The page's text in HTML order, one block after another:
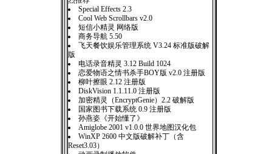
Special Effects 2.3
Cool Web Scrollbars v2.0
短信小精灵 网络版
商务导航 5.50
飞天餐饮娱乐管理系统 V3.24 标准版破解
版
电话录音精灵 3.12 Build 1024
恋爱物语之情书杀手BOY版 v2.0 注册版
柳叶擦眼 2.12 注册版
DiskVision 1.1.11.0 注册版
加密精灵（EncryptGenie）2.2 破解版
国家图书下载系统 0.9 注册版
孙燕姿《开始懂了》
Amiglobe 2001 v1.0.0 世界地图汉化包
WinXP 2600 中文版破解补丁（含
Reset3.03）